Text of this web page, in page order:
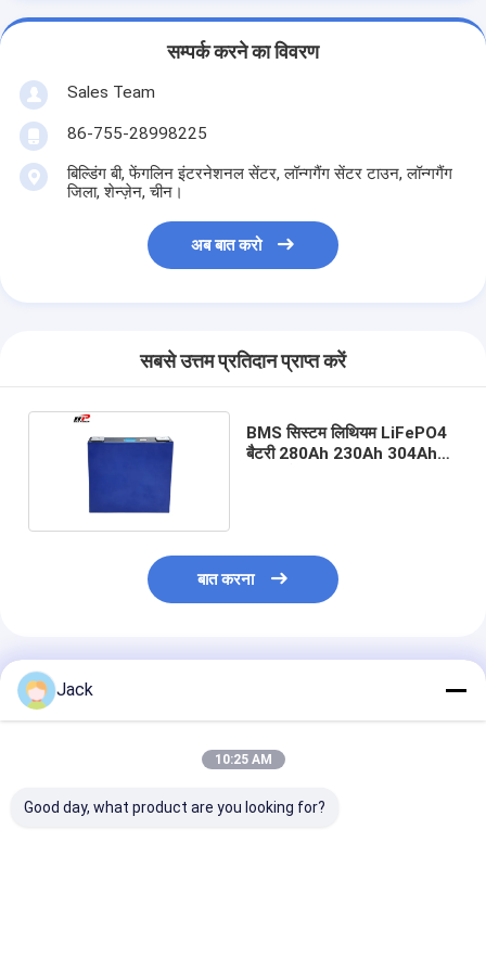
सम्पर्क करने का विवरण
Sales Team
86-755-28998225
बिल्डिंग बी, फेंगलिन इंटरनेशनल सेंटर, लॉन्गगैंग सेंटर टाउन, लॉन्गगैंग
जिला, शेन्ज़ेन, चीन।
अब बात करो
सबसे उत्तम प्रतिदान प्राप्त करें
BMS सिस्टम लिथियम LiFePO4
बैटरी 280Ah 230Ah 304Ah
बात करना
अनुशंसित उत्पाद
Jack
10:25 AM
Good day, what product are you looking for?